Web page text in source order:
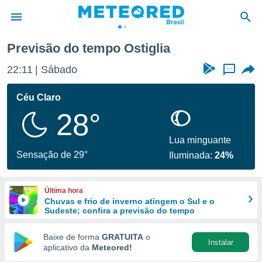
da
fornecidas
a este
das
e
forma
digital
Previsão do tempo Ostiglia
22:11 Sábado ...
Céu Claro
28°
Sensação de 29°
Lua minguante
Iluminada:24%
Última hora
Chuvas e frio de inverno atingem o Sul e o
Sudeste; confira a previsão do tempo
Baixe de forma GRATUITA o
aplicativo da Meteored!
Instalar